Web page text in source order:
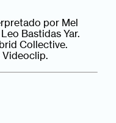
por Mel
Bastidas Yar.
Collective.